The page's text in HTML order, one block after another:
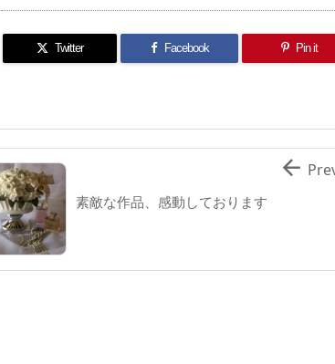
Twitter Facebook Pin it
素敵な作品、感動しております
